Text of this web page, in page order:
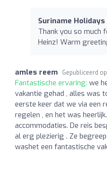
Suriname Holidays
Thank you so much
Heinz! Warm
amles reem Gepubliceerd op
Fantastische ervaring: we
vakantie gehad , alles was
eerste keer dat we via een
regelen , en het was
accommodaties. De reis
al erg plezierig . Ze
washet een fantastische